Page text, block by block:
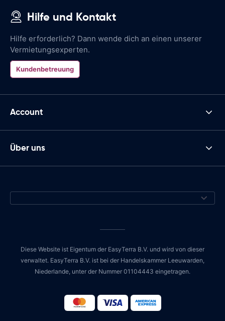
Hilfe und Kontakt
Hilfe erforderlich? Dann wende dich an einen unserer
Vermietungsexperten.
Kundenbetreuung
Account
Über uns
Diese Website ist Eigentum der EasyTerra B.V. und wird von dieser
verwaltet. EasyTerra B.V. ist bei der Handelskammer Leeuwarden,
Niederlande, unter der Nummer 01104443 eingetragen.